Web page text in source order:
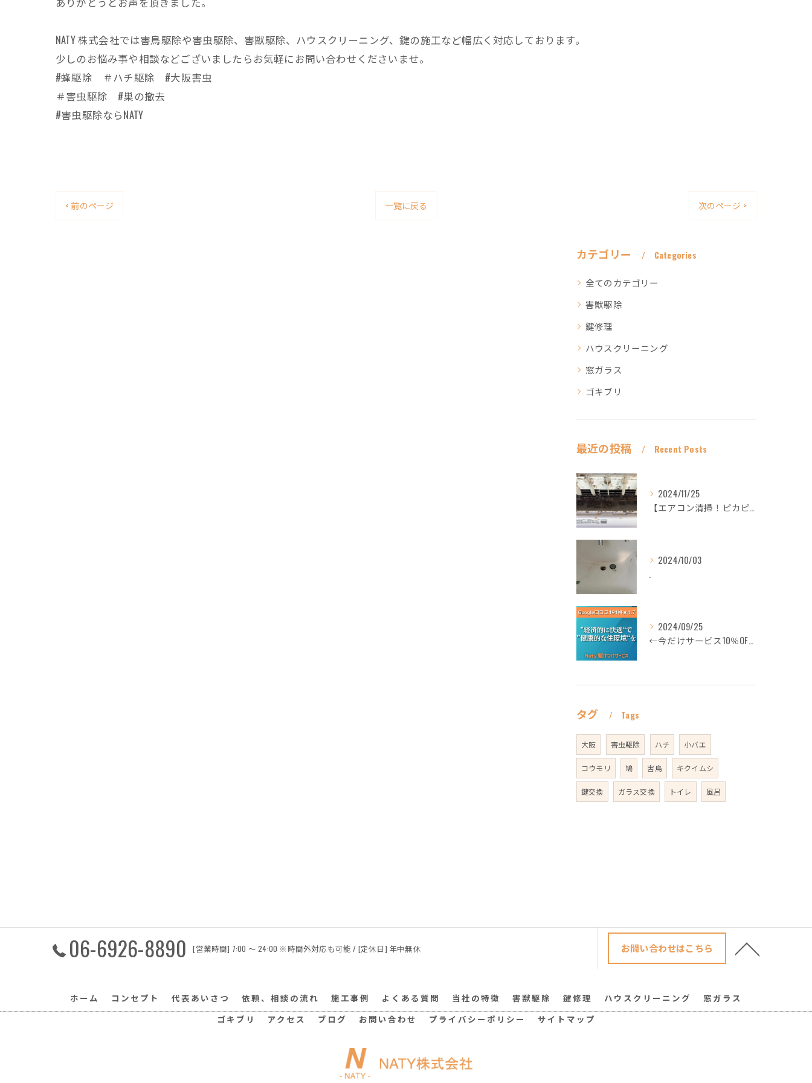
NATY 株式会社では害鳥駆除や害虫駆除、害獣駆除、ハウスクリーニング、鍵の施工など幅広く対応しております。
少しのお悩み事や相談などございましたらお気軽にお問い合わせくださいませ。
#蜂駆除 ＃ハチ駆除 #大阪害虫
＃害虫駆除 #巣の撤去
#害虫駆除ならNATY
< 前のページ 一覧に戻る 次のページ >
カテゴリー Categories
全てのカテゴリー
害獣駆除
鍵修理
ハウスクリーニング
窓ガラス
ゴキブリ
最近の投稿 Recent Posts
2024/11/25
【エアコン清掃！ピカピカ綺麗に！ハウスクリーニングなら
2024/10/03
.
2024/09/25
←今だけサービス10％OFFギフト券プロフィールから
タグ Tags
大阪 害虫駆除 ハチ 小バエ
コウモリ 鳩 害鳥 キクイムシ
鍵交換 ガラス交換 トイレ 風呂
06-6926-8890 [営業時間] 7:00 〜 24:00 ※時間外対応も可能 / [定休日] 年中無休 お問い合わせはこちら
ホーム コンセプト 代表あいさつ 依頼、相談の流れ 施工事例 よくある質問 当社の特徴 害獣駆除 鍵修理 ハウスクリーニング
窓ガラス
ゴキブリ
アクセス ブログ お問い合わせ プライバシーポリシー サイトマップ